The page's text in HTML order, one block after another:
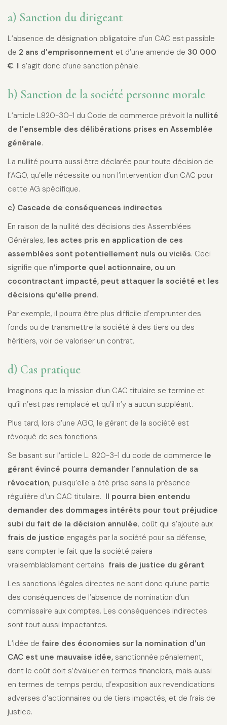
a) Sanction du dirigeant
L’absence de désignation obligatoire d’un CAC est passible
de 2 ans d’emprisonnement et d’une amende de 30 000
€. Il s’agit donc d’une sanction pénale.
b) Sanction de la société personne morale
L’article L820-30-1 du Code de commerce prévoit la nullité
de l’ensemble des délibérations prises en Assemblée
générale.
La nullité pourra aussi être déclarée pour toute décision de
l’AGO, qu’elle nécessite ou non l’intervention d’un CAC pour
cette AG spécifique.
c) Cascade de conséquences indirectes
En raison de la nullité des décisions des Assemblées
Générales, les actes pris en application de ces
assemblées sont potentiellement nuls ou viciés. Ceci
signifie que n’importe quel actionnaire, ou un
cocontractant impacté, peut attaquer la société et les
décisions qu’elle prend.
Par exemple, il pourra être plus difficile d’emprunter des
fonds ou de transmettre la société à des tiers ou des
héritiers, voir de valoriser un contrat.
d) Cas pratique
Imaginons que la mission d’un CAC titulaire se termine et
qu’il n’est pas remplacé et qu’il n’y a aucun suppléant.
Plus tard, lors d’une AGO, le gérant de la société est
révoqué de ses fonctions.
Se basant sur l’article L. 820-3-1 du code de commerce le
gérant évincé pourra demander l’annulation de sa
révocation, puisqu’elle a été prise sans la présence
régulière d’un CAC titulaire. Il pourra bien entendu
demander des dommages intérêts pour tout préjudice
subi du fait de la décision annulée, coût qui s’ajoute aux
frais de justice engagés par la société pour sa défense,
sans compter le fait que la société paiera
vraisemblablement certains frais de justice du gérant.
Les sanctions légales directes ne sont donc qu’une partie
des conséquences de l’absence de nomination d’un
commissaire aux comptes. Les conséquences indirectes
sont tout aussi impactantes.
L’idée de faire des économies sur la nomination d’un
CAC est une mauvaise idée, sanctionnée pénalement,
dont le coût doit s’évaluer en termes financiers, mais aussi
en termes de temps perdu, d’exposition aux revendications
adverses d’actionnaires ou de tiers impactés, et de frais de
justice.